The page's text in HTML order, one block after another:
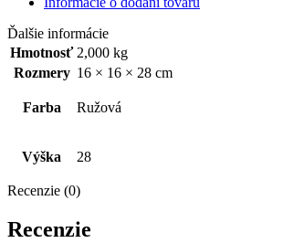
Ďalšie informácie
Hmotnosť 2,000 kg
Rozmery 16 × 16 × 28 cm
Farba Ružová
Výška 28
Recenzie (0)
Recenzie